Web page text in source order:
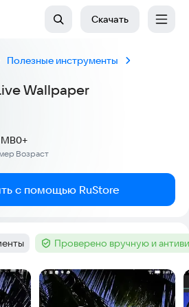
Скачать
Полезные инструменты
Wallpaper
Возраст
0+
с помощью RuStore
Тег :Проверено вручную и